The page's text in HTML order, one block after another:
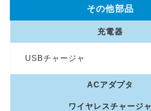
その他部品
充電器
USBチャージャ
ACアダプタ
ワイヤレスチャージャ